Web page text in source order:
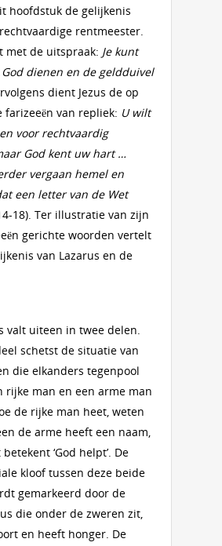
hoofdstuk de gelijkenis
rentmeester.
met de uitspraak: Je kunt
dienen en de geldduivel
dient Jezus de op
farizeeën van repliek: U wilt
voor rechtvaardig
God kent uw hart …
vergaan hemel en
een letter van de Wet
18). Ter illustratie van zijn
gerichte woorden vertelt
van Lazarus en de
valt uiteen in twee delen.
schetst de situatie van
die elkanders tegenpool
rijke man en een arme man
de rijke man heet, weten
de arme heeft een naam,
‘God helpt’. De
kloof tussen deze beide
gemarkeerd door de
die onder de zweren zit,
en heeft honger. De